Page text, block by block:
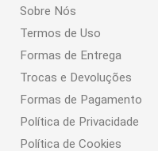
Sobre Nós
Termos de Uso
Formas de Entrega
Trocas e Devoluções
Formas de Pagamento
Política de Privacidade
Política de Cookies